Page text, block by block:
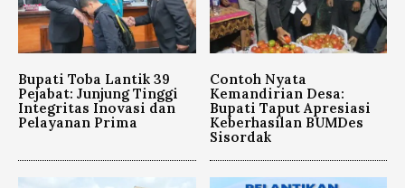
Bupati Toba Lantik 39
Pejabat: Junjung Tinggi
Integritas Inovasi dan
Pelayanan Prima
Contoh Nyata
Kemandirian Desa:
Bupati Taput Apresiasi
Keberhasilan BUMDes
Sisordak